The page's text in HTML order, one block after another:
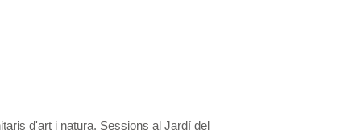
d'art i natura. Sessions al Jardí del